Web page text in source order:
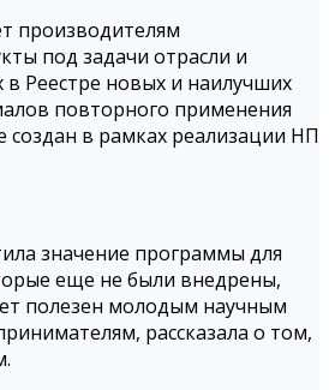
производителям
под задачи отрасли и
в Реестре новых и наилучших
повторного применения
создан в рамках реализации НП
значение программы для
еще не были внедрены,
полезен молодым научным
рассказала о том,